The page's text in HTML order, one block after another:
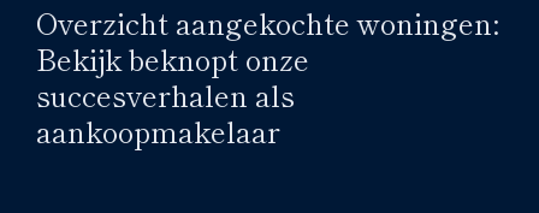
Overzicht aangekochte woningen:
Bekijk beknopt onze
succesverhalen als
aankoopmakelaar